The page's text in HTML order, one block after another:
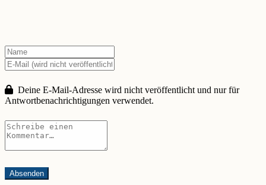
Deine E-Mail-Adresse wird nicht veröffentlicht und nur für
Antwortbenachrichtigungen verwendet.